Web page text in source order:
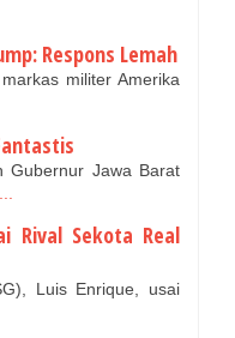
Respons Lemah
militer Amerika
Gubernur Jawa Barat
Rival Sekota Real
Luis Enrique, usai